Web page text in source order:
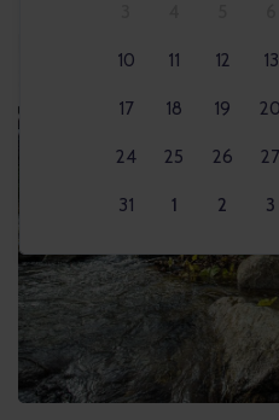
10 11 12 13
17 18 19 20
24 25 26 27
31 1 2 3